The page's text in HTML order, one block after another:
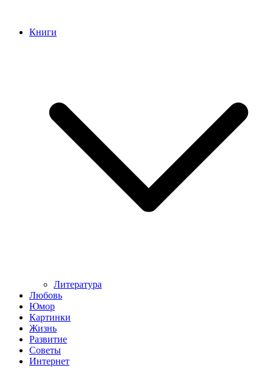
Книги
Литература
Любовь
Юмор
Картинки
Жизнь
Развитие
Советы
Интернет